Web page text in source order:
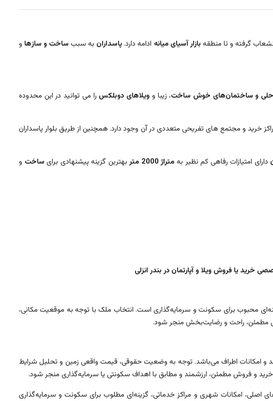
گرفته و تا منطقه بازار آسیای میانه ادامه دارد.پاسداران به سبب ساخت و ساز‌ها و
و ساختمان‌های خوش ساخت، زیبا و ویلا‌های دوبلکس را می توانید در این محدوده
خرید و مجتمع های تفریحی متعددی در آن وجود دارد. همچنین از طریق بلوار پاسداران
دارای امتیازات رفاهی کم نظیر به متراژ2000 متر بهترین گزینه پیشنهادی برای ساخت و
خرید یا فروش ویلا و آپارتمان در بندر انزلی
محبوب برای سکونت و سرمایه‌گذاری است. انتخاب ملک با توجه به موقعیت مکانی،
مطمئن، راحت و رضایت‌بخش منجر شود.
امکانات اطراف می‌باشد. توجه به وضعیت حقوقی، قیمت واقعی زمین و تحلیل شرایط
و فروش مطمئن، ارزشمند و مطابق با اهداف سکونتی یا سرمایه‌گذاری منجر شود.
امکانات شهری و مراکز خدماتی، گزینه‌ای مطلوب برای سکونت و سرمایه‌گذاری